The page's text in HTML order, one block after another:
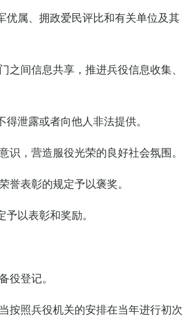
属、拥政爱民评比和有关单位及其
间信息共享，推进兵役信息收集、
泄露或者向他人非法提供。
，营造服役光荣的良好社会氛围。
表彰的规定予以褒奖。
以表彰和奖励。
登记。
按照兵役机关的安排在当年进行初次